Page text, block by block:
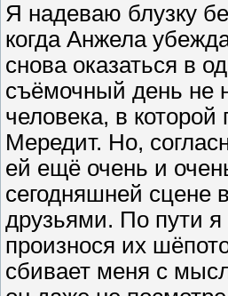
Я надеваю блузку
когда Анжела
снова оказаться в
съёмочный день не
человека, в
Мередит. Но,
ей ещё очень и
сегодняшней сцене
друзьями. По пути я
произнося их
сбивает меня с